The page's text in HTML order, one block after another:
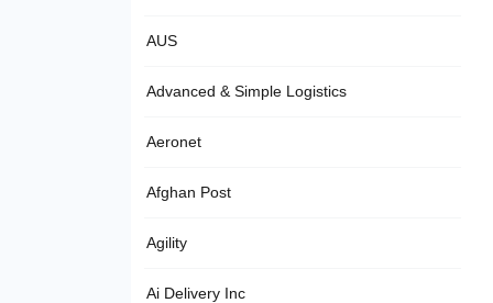
AUS
Advanced & Simple Logistics
Aeronet
Afghan Post
Agility
Ai Delivery Inc